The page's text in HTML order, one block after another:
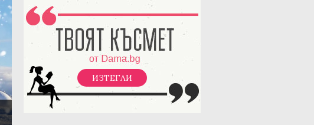
ИЗТЕГЛИ